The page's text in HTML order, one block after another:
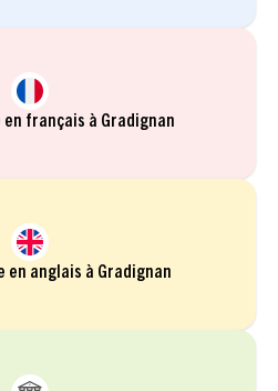
français à Gradignan
en anglais à Gradignan